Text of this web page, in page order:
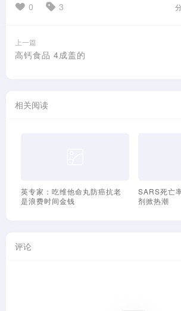
0 3
上一篇
高钙食品 4成盖的
相关阅读
命丸防癌抗老
SARS死亡率1成 维他命C补充
剂掀热潮
评论